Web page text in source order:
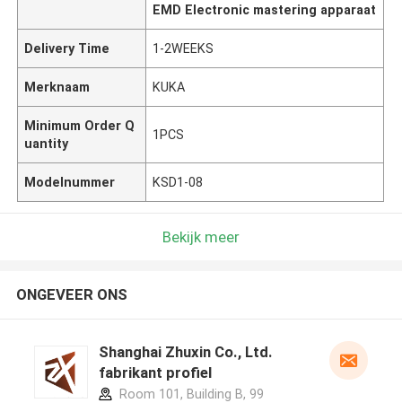
EMD Electronic mastering apparaat
Delivery Time 1-2WEEKS
Merknaam KUKA
Minimum Order Q
uantity
1PCS
Modelnummer KSD1-08
Bekijk meer
ONGEVEER ONS
Shanghai Zhuxin Co., Ltd.
fabrikant profiel
Room 101, Building B, 99